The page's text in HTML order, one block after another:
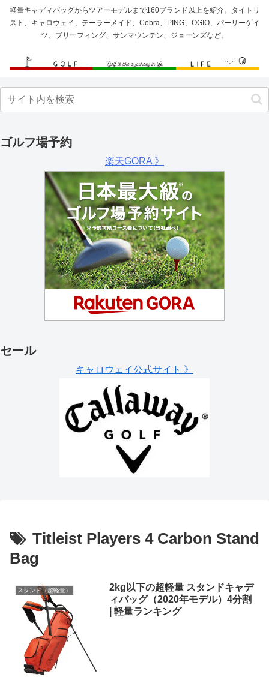
軽量キャディバッグからツアーモデルまで160ブランド以上を紹介。タイトリ
スト、キャロウェイ、テーラーメイド、Cobra、PING、OGIO、パーリーゲイ
ツ、ブリーフィング、サンマウンテン、ジョーンズなど。
ゴルフ場予約
楽天GORA 》
セール
キャロウェイ公式サイト 》
Titleist Players 4 Carbon Stand
Bag
スタンド（超軽量）
2kg以下の超軽量 スタンドキャデ
ィバッグ（2020年モデル）4分割
| 軽量ランキング